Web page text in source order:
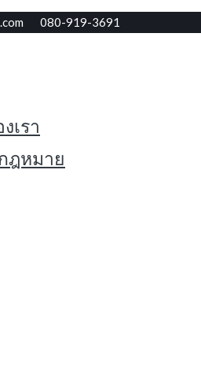
080-919-3691
บปรึกษากฏหมายฟรี
เรา
ฎหมาย